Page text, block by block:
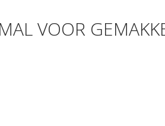
VOOR